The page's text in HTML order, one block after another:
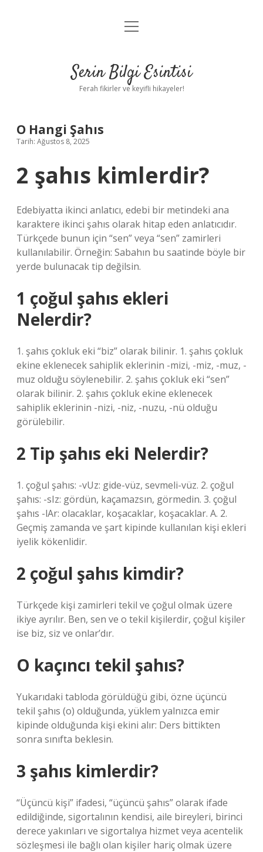
Anasayfa
Yasal Uyarı
menüyü
Serin Bilgi Esintisi
Ferah fikirler ve keyifli hikayeler!
O Hangi Şahıs
Tarih: Ağustos 8, 2025
2 şahıs kimlerdir?
Edebiyatta ikinci anlatıcı, edebi bir metindeki ana
karaktere ikinci şahıs olarak hitap eden anlatıcıdır.
Türkçede bunun için “sen” veya “sen” zamirleri
kullanılabilir. Örneğin: Sabahın bu saatinde böyle bir
yerde bulunacak tip değilsin.
1 çoğul şahıs ekleri
Nelerdir?
1. şahıs çokluk eki “biz” olarak bilinir. 1. şahıs çokluk
ekine eklenecek sahiplik eklerinin -mizi, -miz, -muz, -
muz olduğu söylenebilir. 2. şahıs çokluk eki “sen”
olarak bilinir. 2. şahıs çokluk ekine eklenecek
sahiplik eklerinin -nizi, -niz, -nuzu, -nü olduğu
görülebilir.
2 Tip şahıs eki Nelerdir?
1. çoğul şahıs: -vUz: gide-vüz, sevmeli-vüz. 2. çoğul
şahıs: -sIz: gördün, kaçamazsın, görmedin. 3. çoğul
şahıs -lAr: olacaklar, koşacaklar, koşacaklar. A. 2.
Geçmiş zamanda ve şart kipinde kullanılan kişi ekleri
iyelik kökenlidir.
2 çoğul şahıs kimdir?
Türkçede kişi zamirleri tekil ve çoğul olmak üzere
ikiye ayrılır. Ben, sen ve o tekil kişilerdir, çoğul kişiler
ise biz, siz ve onlar’dır.
O kaçıncı tekil şahıs?
Yukarıdaki tabloda görüldüğü gibi, özne üçüncü
tekil şahıs (o) olduğunda, yüklem yalnızca emir
kipinde olduğunda kişi ekini alır: Ders bittikten
sonra sınıfta beklesin.
3 şahıs kimlerdir?
“Üçüncü kişi” ifadesi, “üçüncü şahıs” olarak ifade
edildiğinde, sigortalının kendisi, aile bireyleri, birinci
derece yakınları ve sigortalıya hizmet veya acentelik
sözleşmesi ile bağlı olan kişiler hariç olmak üzere